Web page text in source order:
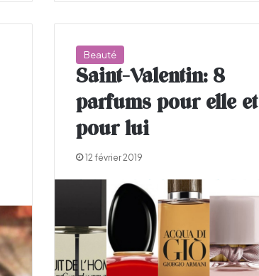
Beauté
Saint-Valentin: 8
parfums pour elle et
pour lui
12 février 2019